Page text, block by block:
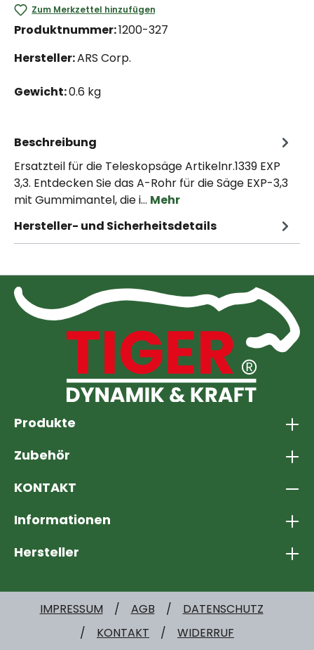
Zum Merkzettel hinzufügen
Produktnummer:1200-327
Hersteller:ARS Corp.
Gewicht:0.6 kg
Beschreibung
Ersatzteil für die Teleskopsäge Artikelnr.1339 EXP
3,3. Entdecken Sie das A-Rohr für die Säge EXP-3,3
mit Gummimantel, die i… Mehr
Hersteller- und Sicherheitsdetails
Produkte
Zubehör
KONTAKT
Informationen
Hersteller
IMPRESSUM AGB
DATENSCHUTZ
KONTAKT
WIDERRUF